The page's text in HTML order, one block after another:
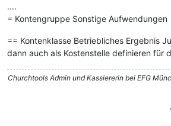
....
= Kontengruppe Sonstige Aufwendungen
== Kontenklasse Betriebliches Ergebnis
dann auch als Kostenstelle definieren für
Churchtools Admin und Kassiererin bei EFG